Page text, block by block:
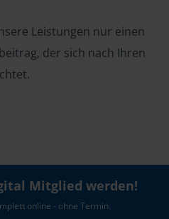
Leistungen nur einen
der sich nach Ihren
Mitglied werden!
online - ohne Termin.